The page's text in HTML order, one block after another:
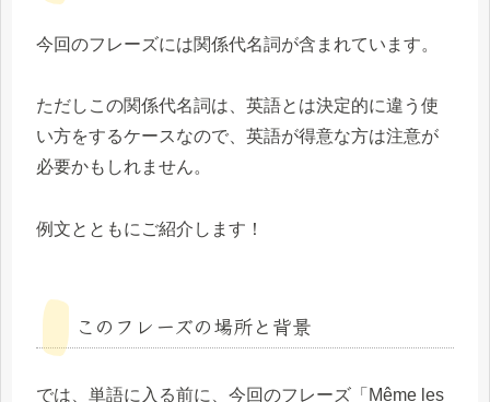
今回のフレーズには関係代名詞が含まれています。
ただしこの関係代名詞は、英語とは決定的に違う使
い方をするケースなので、英語が得意な方は注意が
必要かもしれません。
例文とともにご紹介します！
このフレーズの場所と背景
では、単語に入る前に、今回のフレーズ「Même les